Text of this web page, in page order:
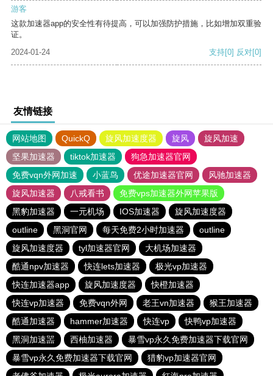
游客
这款加速器app的安全性有待提高，可以加强防护措施，比如增加双重验
证。
2024-01-24
支持[0] 反对[0]
友情链接
网站地图 QuickQ 旋风加速度器 旋风
旋风加速
坚果加速器
tiktok加速器
狗急加速器官网
免费vqn外网加速
小蓝鸟 优途加速器官网
风驰加速器
旋风加速器
八戒看书
免费vps加速器外网苹果版
黑豹加速器
一元机场 IOS加速器
旋风加速度器
outline
黑洞官网 每天免费2小时加速器
outline
旋风加速度器
tyl加速器官网
大机场加速器
酷通npv加速器
快连lets加速器
极光vp加速器
快连加速器app
旋风加速度器
快橙加速器
快连vp加速器
免费vqn外网 老王vn加速器
猴王加速器
酷通加速器
hammer加速器 快连vp
快鸭vp加速器
黑洞加速噐
西柚加速器
暴雪vp永久免费加速器下载官网
暴雪vp永久免费加速器下载官网
猎豹vp加速器官网